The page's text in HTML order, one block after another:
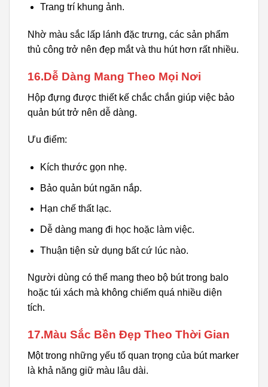
Trang trí khung ảnh.
Nhờ màu sắc lấp lánh đặc trưng, các sản phẩm
thủ công trở nên đẹp mắt và thu hút hơn rất nhiều.
16.Dễ Dàng Mang Theo Mọi Nơi
Hộp đựng được thiết kế chắc chắn giúp việc bảo
quản bút trở nên dễ dàng.
Ưu điểm:
Kích thước gọn nhẹ.
Bảo quản bút ngăn nắp.
Hạn chế thất lạc.
Dễ dàng mang đi học hoặc làm việc.
Thuận tiện sử dụng bất cứ lúc nào.
Người dùng có thể mang theo bộ bút trong balo
hoặc túi xách mà không chiếm quá nhiều diện
tích.
17.Màu Sắc Bền Đẹp Theo Thời Gian
Một trong những yếu tố quan trọng của bút marker
là khả năng giữ màu lâu dài.